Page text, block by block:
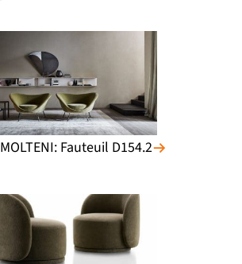
MOLTENI: Fauteuil D154.2